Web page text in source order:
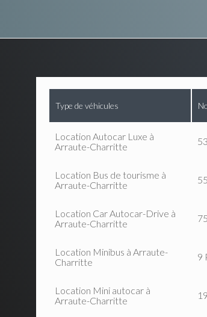
Type de véhicules
Location Autocar Luxe à
Arraute-Charritte
Location Bus de tourisme à
Arraute-Charritte
Location Car Autocar-Drive à
Arraute-Charritte
Location Minibus à Arraute-
Charritte
9
Location Mini autocar à
Arraute-Charritte